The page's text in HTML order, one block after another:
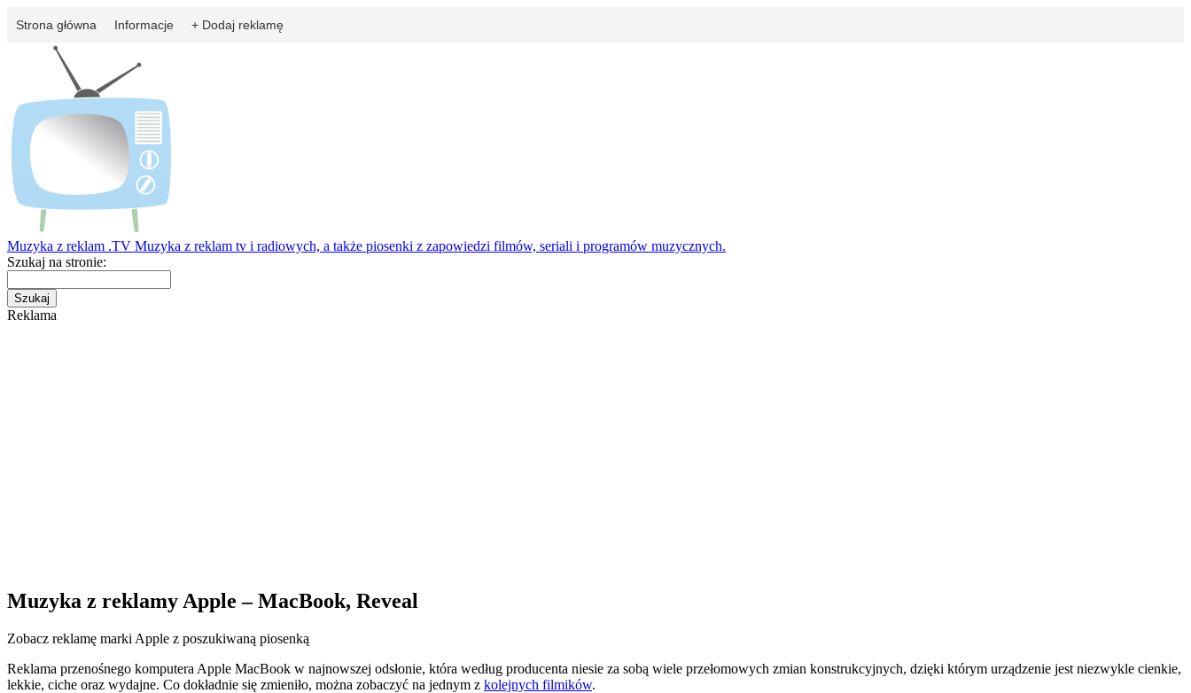
Strona główna Informacje + Dodaj reklamę
Muzyka z reklam .TV Muzyka z reklam tv i radiowych, a także piosenki z zapowiedzi filmów, seriali i programów muzycznych.
Szukaj na stronie:
Reklama
Muzyka z reklamy Apple – MacBook, Reveal
Zobacz reklamę marki Apple z poszukiwaną piosenką
Reklama przenośnego komputera Apple MacBook w najnowszej odsłonie, która według producenta niesie za sobą wiele przełomowych zmian konstrukcyjnych, dzięki którym urządzenie jest niezwykle cienkie,
lekkie, ciche oraz wydajne. Co dokładnie się zmieniło, można zobaczyć na jednym z kolejnych filmików.